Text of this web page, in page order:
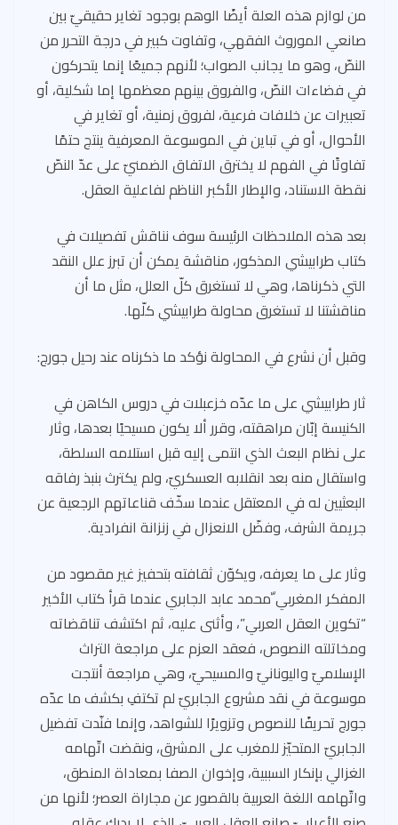
من لوازم هذه العلة أيضًا الوهم بوجود تغاير حقيقيّ بين
صانعي الموروث الفقهي، وتفاوت كبير في درجة التحرر من
النصّ، وهو ما يجانب الصواب؛ لأنهم جميعًا إنما يتحركون
في فضاءات النصّ، والفروق بينهم معظمها إما شكلية، أو
تعبيرات عن خلافات فرعية، لفروق زمنية، أو تغاير في
الأحوال، أو في تباين في الموسوعة المعرفية ينتج حتمًا
تفاوتًا في الفهم لا يخترق الاتفاق الضمنيّ على عدّ النصّ
نقطة الاستناد، والإطار الأكبر الناظم لفاعلية العقل.
بعد هذه الملاحظات الرئيسة سوف نناقش تفصيلات في
كتاب طرابيشي المذكور، مناقشة يمكن أن تبرز علل النقد
التي ذكرناها، وهي لا تستغرق كلّ العلل، مثل ما أن
مناقشتنا لا تستغرق محاولة طرابيشي كلّها.
وقبل أن نشرع في المحاولة نؤكد ما ذكرناه عند رحيل جورج:
ثار طرابيشي على ما عدّه خزعبلات في دروس الكاهن في
الكنيسة إبّان مراهقته، وقرر ألا يكون مسيحيًا بعدها، وثار
على نظام البعث الذي انتمى إليه قبل استلامه السلطة،
واستقال منه بعد انقلابه العسكريّ، ولم يكترث بنبذ رفاقه
البعثيين له في المعتقل عندما سخّف قناعاتهم الرجعية عن
جريمة الشرف، وفضّل الانعزال في زنزانة انفرادية.
وثار على ما يعرفه، ويكوّن ثقافته بتحفيز غير مقصود من
المفكر المغربي ّمحمد عابد الجابري عندما قرأ كتاب الأخير
“تكوين العقل العربي”، وأثنى عليه، ثم اكتشف تناقضاته
ومخاتلته النصوص، فعقد العزم على مراجعة التراث
الإسلاميّ واليونانيّ والمسيحيّ، وهي مراجعة أنتجت
موسوعة في نقد مشروع الجابريّ لم تكتفِ بكشف ما عدّه
جورج تحريفًا للنصوص وتزويرًا للشواهد، وإنما فنّدت تفضيل
الجابريّ المتحيّز للمغرب على المشرق، ونقضت اتّهامه
الغزالي بإنكار السببية، وإخوان الصفا بمعاداة المنطق،
واتّهامه اللغة العربية بالقصور عن مجاراة العصر؛ لأنها من